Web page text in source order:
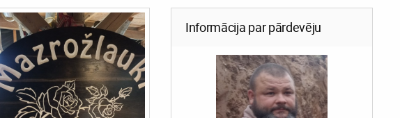
Informācija par pārdevēju